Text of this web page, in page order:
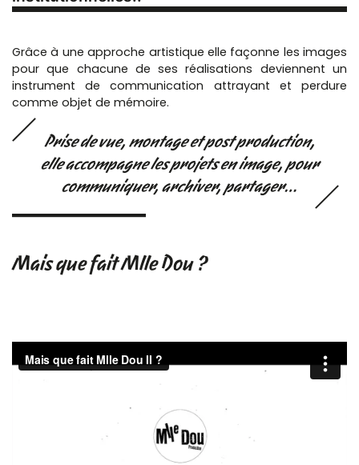
Grâce à une approche artistique elle façonne les images
pour que chacune de ses réalisations deviennent un
instrument de communication attrayant et perdure
comme objet de mémoire.
Prise de vue, montage et post production,
elle accompagne les projets en image, pour
communiquer, archiver, partager…
Mais que fait Mlle Dou ?